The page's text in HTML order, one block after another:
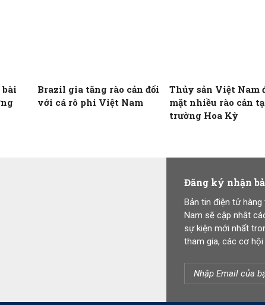
Brazil gia tăng rào cản đối
với cá rô phi Việt Nam
Thủy sản Việt Nam
mặt nhiều rào cản
trường Hoa Kỳ
Đăng ký nhận
Bản tin điện tử
Nam sẽ cập nhật
sự kiện mới nhất
tham gia, các cơ